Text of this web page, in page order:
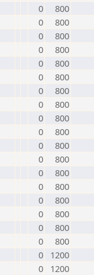
0
800
0
800
0
800
0
800
0
800
0
800
0
800
0
800
0
800
0
800
0
800
0
800
0
800
0
800
0
800
0
800
0
800
0
800
0
1200
0
1200